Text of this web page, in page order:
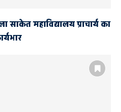
महाविद्यालय प्राचार्य का